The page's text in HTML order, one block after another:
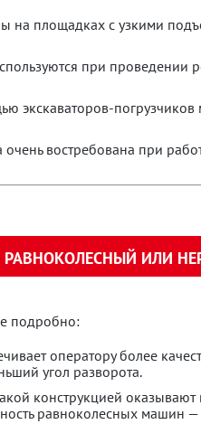
на площадках с узкими
при проведении
экскаваторов-
очень востребована при
РАВНОКОЛЕСНЫЙ ИЛИ
подробно:
оператору более
угол разворота.
конструкцией оказывают
равноколесных машин